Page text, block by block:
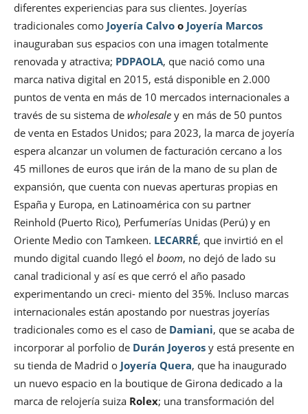
diferentes experiencias para sus clientes. Joyerías
tradicionales como Joyería Calvo o Joyería Marcos
inauguraban sus espacios con una imagen totalmente
renovada y atractiva; PDPAOLA, que nació como una
marca nativa digital en 2015, está disponible en 2.000
puntos de venta en más de 10 mercados internacionales a
través de su sistema de wholesale y en más de 50 puntos
de venta en Estados Unidos; para 2023, la marca de joyería
espera alcanzar un volumen de facturación cercano a los
45 millones de euros que irán de la mano de su plan de
expansión, que cuenta con nuevas aperturas propias en
España y Europa, en Latinoamérica con su partner
Reinhold (Puerto Rico), Perfumerías Unidas (Perú) y en
Oriente Medio con Tamkeen. LECARRÉ, que invirtió en el
mundo digital cuando llegó el boom, no dejó de lado su
canal tradicional y así es que cerró el año pasado
experimentando un creci- miento del 35%. Incluso marcas
internacionales están apostando por nuestras joyerías
tradicionales como es el caso de Damiani, que se acaba de
incorporar al porfolio de Durán Joyeros y está presente en
su tienda de Madrid o Joyería Quera, que ha inaugurado
un nuevo espacio en la boutique de Girona dedicado a la
marca de relojería suiza Rolex; una transformación del